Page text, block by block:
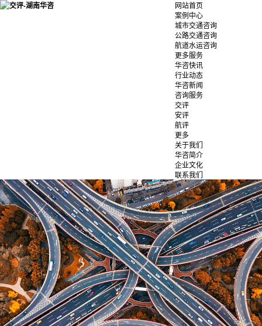
网站首页
案例中心
城市交通咨询
公路交通咨询
航道水运咨询
更多服务
华咨快讯
行业动态
华咨新闻
咨询服务
交评
安评
航评
更多
关于我们
华咨简介
企业文化
联系我们